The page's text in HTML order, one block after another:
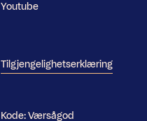
Youtube
Tilgjengelighetserklæring
Kode:Værsågod